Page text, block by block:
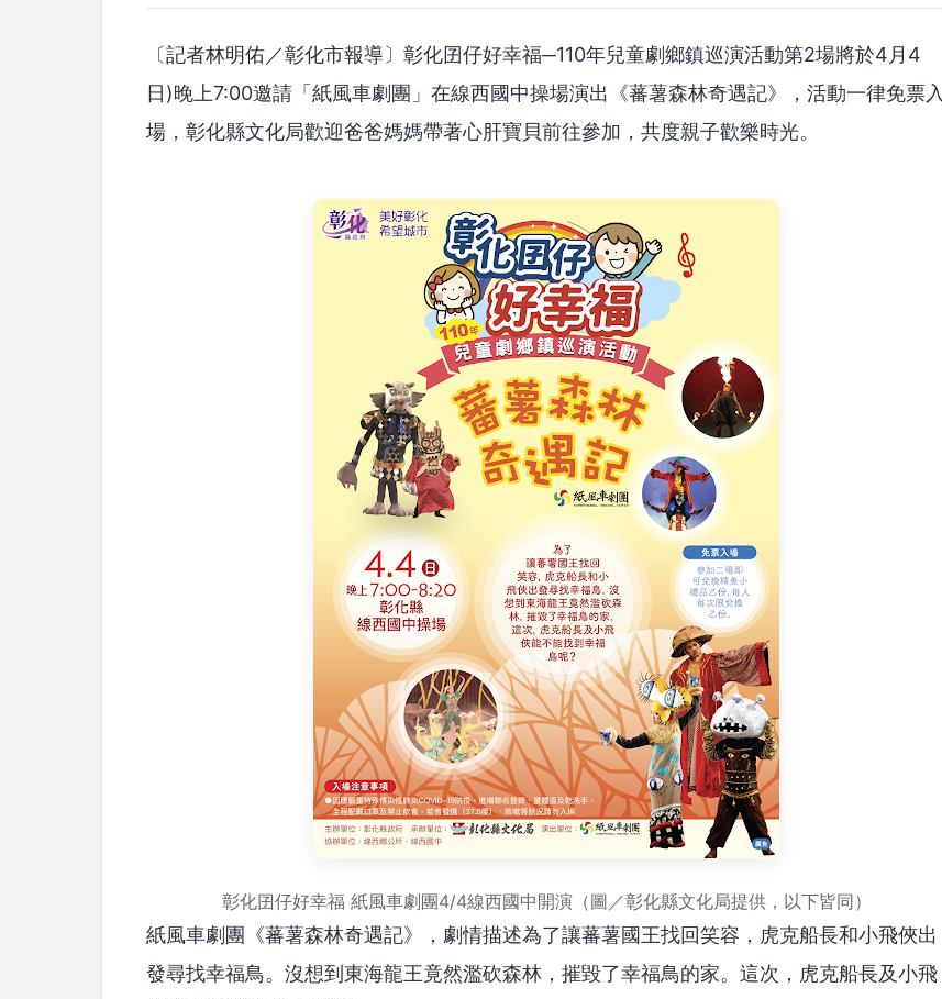
〔記者林明佑／彰化市報導〕彰化囝仔好幸福─110年兒童劇鄉鎮巡演活動第2場將於4月4
日)晚上7:00邀請「紙風車劇團」在線西國中操場演出《蕃薯森林奇遇記》，活動一律免票入
場，彰化縣文化局歡迎爸爸媽媽帶著心肝寶貝前往參加，共度親子歡樂時光。
彰化囝仔好幸福 紙風車劇團4/4線西國中開演（圖／彰化縣文化局提供，以下皆同）
紙風車劇團《蕃薯森林奇遇記》，劇情描述為了讓蕃薯國王找回笑容，虎克船長和小飛俠出
發尋找幸福鳥。沒想到東海龍王竟然濫砍森林，摧毀了幸福鳥的家。這次，虎克船長及小飛